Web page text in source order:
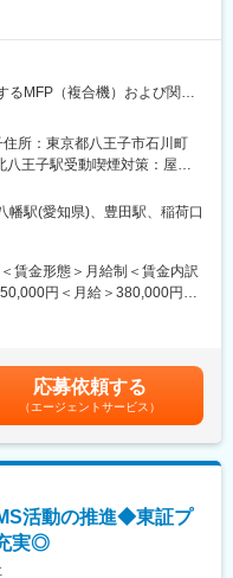
MFP（複合機）および関連
り、顧客のビジネスを止めな
ミッションです。
すべきソフトウェアコンポー
、次のような課題がありま
化と判断プロセスの高度化を
クの大きさに基づいた修正の
を図るプロセスの主導
のライフサイクル全体を見据
法規対応の推進リーダーをお
所：東京都八王子市石川町
王子駅受動喫煙対策：屋内
住所：愛知県豊川市穂ノ原3-
訪町駅受動喫煙対策：屋内全
所（リモートワーク含む）
幡駅(愛知県)、豊田駅、稲荷口
賃金形態＞月給制＜賃金内訳
円＜月給＞380,000円～
)は固定手当を含めた表記で
応募依頼する
（エージェントサービス）
活動の推進◆東証プ
実◎